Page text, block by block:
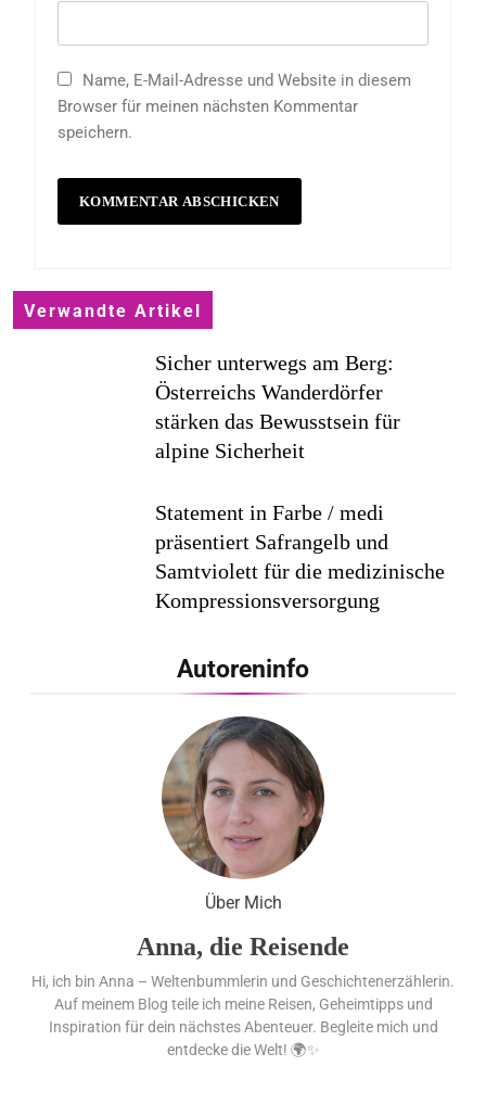
Name, E-Mail-Adresse und Website in diesem
Browser für meinen nächsten Kommentar
speichern.
Verwandte Artikel
Sicher unterwegs am Berg:
Österreichs Wanderdörfer
stärken das Bewusstsein für
alpine Sicherheit
Statement in Farbe / medi
präsentiert Safrangelb und
Samtviolett für die medizinische
Kompressionsversorgung
PEPE JEANS LONDON AW26
Flachste mechanische
Weltzeituhr gewinnt Red Dot:
Best of the Best 2026 / NOMOS
Glashütte erzielt 94 von 100
Punkten.
Autoreninfo
Über Mich
Anna, die Reisende
Hi, ich bin Anna – Weltenbummlerin und Geschichtenerzählerin.
Auf meinem Blog teile ich meine Reisen, Geheimtipps und
Inspiration für dein nächstes Abenteuer. Begleite mich und
entdecke die Welt! 🌍✨